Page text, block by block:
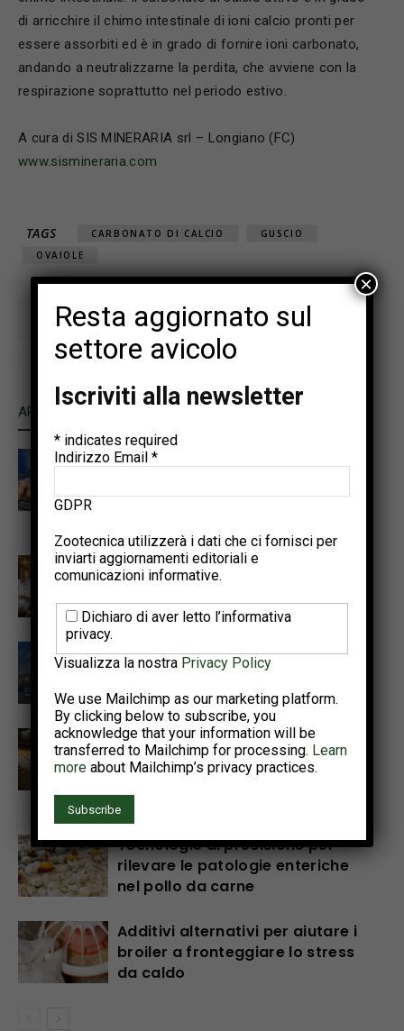
di arricchire il chimo intestinale di ioni calcio pronti per
essere assorbiti ed è in grado di fornire ioni carbonato,
andando a neutralizzarne la perdita, che avviene con la
respirazione soprattutto nel periodo estivo.
A cura di SIS MINERARIA srl – Longiano (FC)
www.sismineraria.com
TAGS CARBONATO DI CALCIO
GUSCIO
OVAIOLE
ARTICOLI CORRELATI
Autenticazione del sistema di
tramite machine learning e
Promuovere la sostenibilità
avicola per soddisfare il
fabbisogno proteico del 2050
Punti salienti dell’Annual Meeting
PSA e del World Poultry
Congress 2026
Il progetto Interreg NWE
OMELETTE illustra un percorso
pratico per cicli di produzione di
uova più lunghi e più sani
Tecnologie di precisione per
rilevare le patologie enteriche
nel pollo da carne
Additivi alternativi per aiutare i
broiler a fronteggiare lo stress
da caldo
Resta aggiornato sul
settore avicolo
Iscriviti alla newsletter
* indicates required
Indirizzo Email *
GDPR
Zootecnica utilizzerà i dati che ci fornisci per
inviarti aggiornamenti editoriali e
comunicazioni informative.
Dichiaro di aver letto l’informativa
privacy.
Visualizza la nostra Privacy Policy
We use Mailchimp as our marketing platform.
By clicking below to subscribe, you
acknowledge that your information will be
transferred to Mailchimp for processing. Learn
more about Mailchimp’s privacy practices.
×